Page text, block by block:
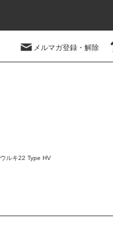
メルマガ登録・解除
ウルキ22 Type HV